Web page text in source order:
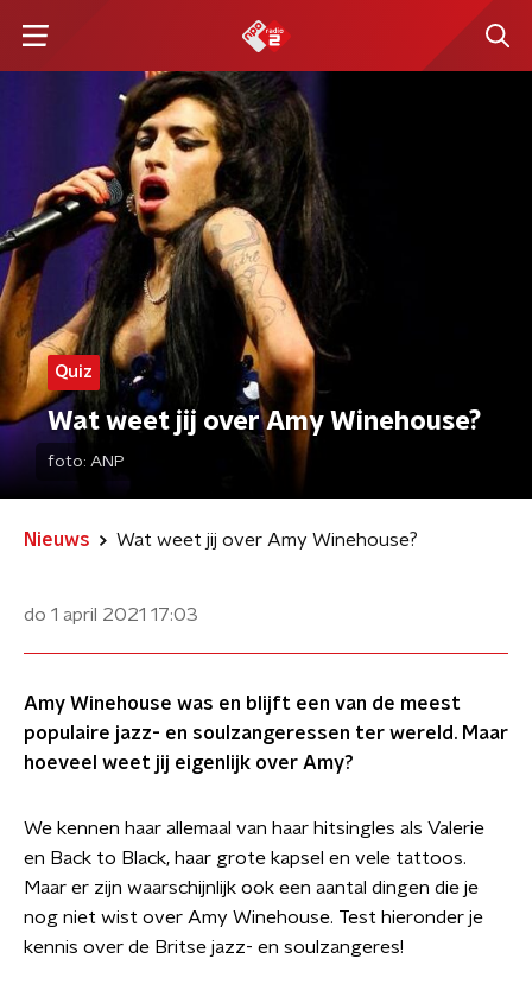
Quiz
Wat weet jij over Amy Winehouse?
foto: ANP
Nieuws Wat weet jij over Amy Winehouse?
do 1 april 2021 17:03
Amy Winehouse was en blijft een van de meest
populaire jazz- en soulzangeressen ter wereld. Maar
hoeveel weet jij eigenlijk over Amy?
We kennen haar allemaal van haar hitsingles als Valerie
en Back to Black, haar grote kapsel en vele tattoos.
Maar er zijn waarschijnlijk ook een aantal dingen die je
nog niet wist over Amy Winehouse. Test hieronder je
kennis over de Britse jazz- en soulzangeres!